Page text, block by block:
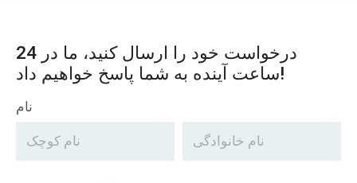
درخواست خود را ارسال کنید، ما در 24
ساعت آینده به شما پاسخ خواهیم داد!
نام